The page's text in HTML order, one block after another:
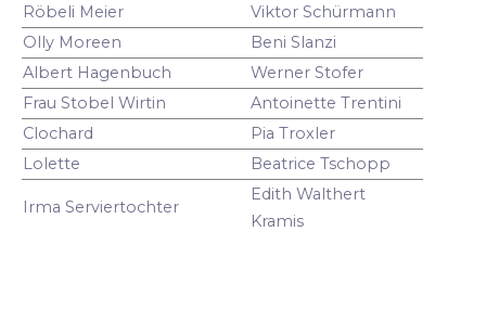
Röbeli Meier
Viktor Schürmann
Olly Moreen
Beni Slanzi
Albert Hagenbuch
Werner Stofer
Frau Stobel Wirtin
Antoinette Trentini
Clochard
Pia Troxler
Lolette
Beatrice Tschopp
Irma Serviertochter
Edith Walthert
Kramis